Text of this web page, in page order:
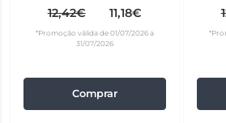
12,42€ 11,18€
*Promoção válida de 01/07/2026 a
31/07/2026
Comprar